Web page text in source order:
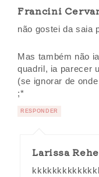
Francini
não gostei da saia
Mas também não
quadril, ia parecer
(se ignorar de
;*
RESPONDER
Larissa